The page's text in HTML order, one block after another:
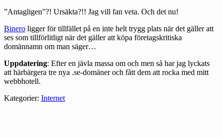
”Antagligen”?! Ursäkta?!! Jag vill fan veta. Och det nu!
Binero ligger för tillfället på en inte helt trygg plats när det gäller att
ses som tillförlitligt när det gäller att köpa företagskritiska
domännamn om man säger…
Uppdatering: Efter en jävla massa om och men så har jag lyckats
att härbärgera tre nya .se-domäner och fått dem att rocka med mitt
webbhotell.
Kategorier: Internet